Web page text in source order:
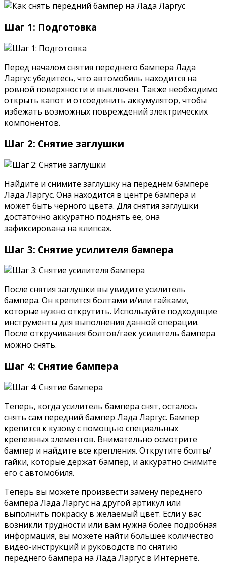
Шаг 1: Подготовка
Перед началом снятия переднего бампера Лада
Ларгус убедитесь, что автомобиль находится на
ровной поверхности и выключен. Также необходимо
открыть капот и отсоединить аккумулятор, чтобы
избежать возможных повреждений электрических
компонентов.
Шаг 2: Снятие заглушки
Найдите и снимите заглушку на переднем бампере
Лада Ларгус. Она находится в центре бампера и
может быть черного цвета. Для снятия заглушки
достаточно аккуратно поднять ее, она
зафиксирована на клипсах.
Шаг 3: Снятие усилителя бампера
После снятия заглушки вы увидите усилитель
бампера. Он крепится болтами и/или гайками,
которые нужно открутить. Используйте подходящие
инструменты для выполнения данной операции.
После откручивания болтов/гаек усилитель бампера
можно снять.
Шаг 4: Снятие бампера
Теперь, когда усилитель бампера снят, осталось
снять сам передний бампер Лада Ларгус. Бампер
крепится к кузову с помощью специальных
крепежных элементов. Внимательно осмотрите
бампер и найдите все крепления. Открутите болты/
гайки, которые держат бампер, и аккуратно снимите
его с автомобиля.
Теперь вы можете произвести замену переднего
бампера Лада Ларгус на другой артикул или
выполнить покраску в желаемый цвет. Если у вас
возникли трудности или вам нужна более подробная
информация, вы можете найти большее количество
видео-инструкций и руководств по снятию
переднего бампера на Лада Ларгус в Интернете.